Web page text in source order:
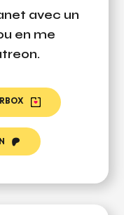
avec un
en me